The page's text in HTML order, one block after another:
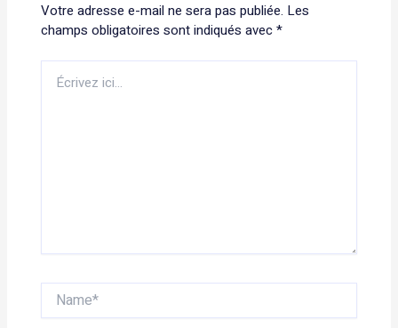
Votre adresse e-mail ne sera pas publiée. Les
champs obligatoires sont indiqués avec*
ici…
Name*